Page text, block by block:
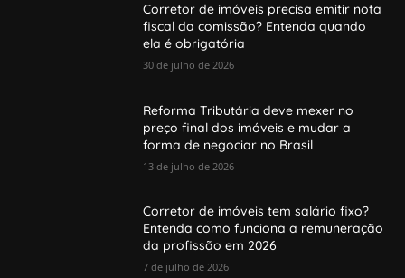
Corretor de imóveis precisa emitir nota
fiscal da comissão? Entenda quando
ela é obrigatória
30 de julho de 2026
Reforma Tributária deve mexer no
preço final dos imóveis e mudar a
forma de negociar no Brasil
13 de julho de 2026
Corretor de imóveis tem salário fixo?
Entenda como funciona a remuneração
da profissão em 2026
7 de julho de 2026